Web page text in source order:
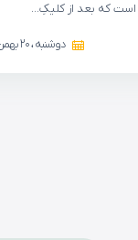
است که بعد از کلیکِ…
دوشنبه ، 20 بهمن 1404